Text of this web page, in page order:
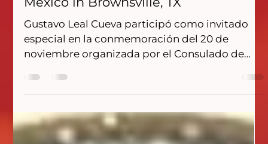
20 Ceremony at the Consulate of
Mexico in Brownsville, TX
Gustavo Leal Cueva participó como invitado
especial en la conmemoración del 20 de
noviembre organizada por el Consulado de
México en Brownsville, donde ofreció una
Revolución Mexicana a través de la historia de
Adela Velarde Pérez, “La Adelita”. La